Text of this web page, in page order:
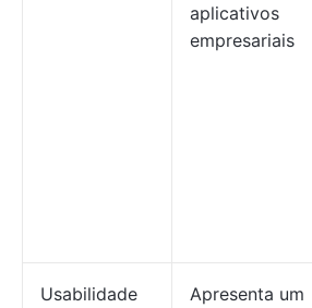
aplicativos
empresariais
Usabilidade
Apresenta um